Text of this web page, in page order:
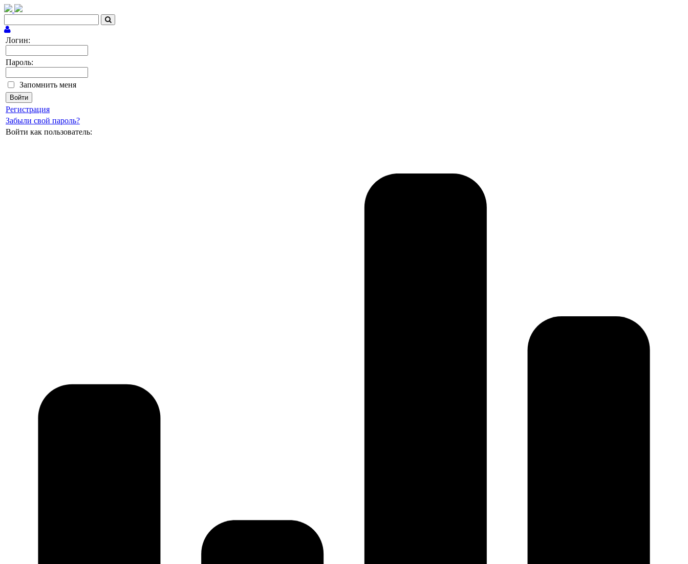
Логин:
Пароль:
Запомнить меня
Регистрация
Забыли свой пароль?
Войти как пользователь: